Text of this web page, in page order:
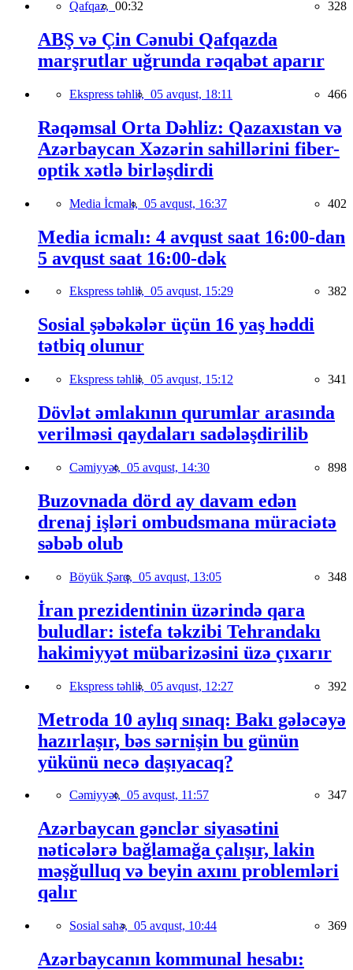
Qafqaz, 00:32 328
ABŞ və Çin Cənubi Qafqazda
marşrutlar uğrunda rəqabət aparır
Ekspress təhlil, 05 avqust, 18:11 466
Rəqəmsal Orta Dəhliz: Qazaxıstan və
Azərbaycan Xəzərin sahillərini fiber-
optik xətlə birləşdirdi
Media İcmalı, 05 avqust, 16:37 402
Media icmalı: 4 avqust saat 16:00-dan
5 avqust saat 16:00-dək
Ekspress təhlil, 05 avqust, 15:29 382
Sosial şəbəkələr üçün 16 yaş həddi
tətbiq olunur
Ekspress təhlil, 05 avqust, 15:12 341
Dövlət əmlakının qurumlar arasında
verilməsi qaydaları sadələşdirilib
Cəmiyyət, 05 avqust, 14:30 898
Buzovnada dörd ay davam edən
drenaj işləri ombudsmana müraciətə
səbəb olub
Böyük Şərq, 05 avqust, 13:05 348
İran prezidentinin üzərində qara
buludlar: istefa təkzibi Tehrandakı
hakimiyyət mübarizəsini üzə çıxarır
Ekspress təhlil, 05 avqust, 12:27 392
Metroda 10 aylıq sınaq: Bakı gələcəyə
hazırlaşır, bəs sərnişin bu günün
yükünü necə daşıyacaq?
Cəmiyyət, 05 avqust, 11:57 347
Azərbaycan gənclər siyasətini
nəticələrə bağlamağa çalışır, lakin
məşğulluq və beyin axını problemləri
qalır
Sosial sahə, 05 avqust, 10:44 369
Azərbaycanın kommunal hesabı: